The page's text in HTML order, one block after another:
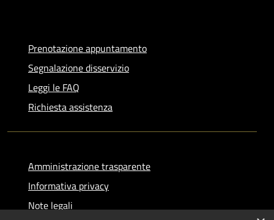
Prenotazione appuntamento
Segnalazione disservizio
Leggi le FAQ
Richiesta assistenza
Amministrazione trasparente
Informativa privacy
Note legali